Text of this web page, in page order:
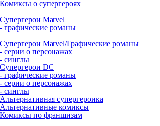
Комиксы о супергероях
Супергерои Marvel
- графические романы
Супергерои Marvel/Графические романы
- серии о персонажах
- синглы
Супергерои DC
- графические романы
- серии о персонажах
- синглы
Альтернативная супергероика
Альтернативные комиксы
Комиксы по франшизам